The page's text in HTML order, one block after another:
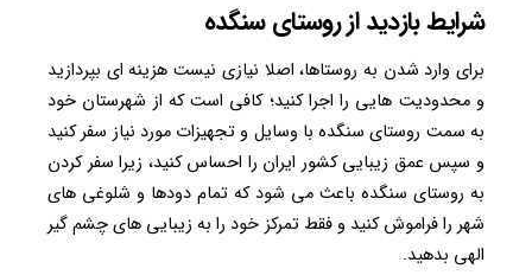
شرایط بازدید از روستای سنگده
برای وارد شدن به روستاها، اصلا نیازی نیست هزینه ای بپردازید
و محدودیت هایی را اجرا کنید؛ کافی است که از شهرستان خود
به سمت روستای سنگده با وسایل و تجهیزات مورد نیاز سفر کنید
و سپس عمق زیبایی کشور ایران را احساس کنید، زیرا سفر کردن
به روستای سنگده باعث می شود که تمام دودها و شلوغی های
شهر را فراموش کنید و فقط تمرکز خود را به زیبایی های چشم گیر
الهی بدهید.